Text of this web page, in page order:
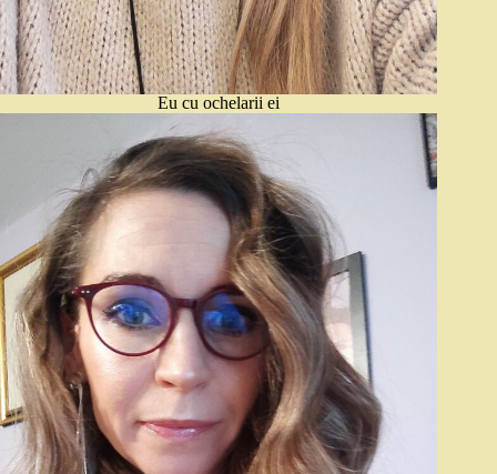
Eu cu ochelarii ei